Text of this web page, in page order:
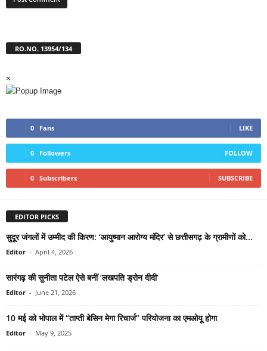
RO.NO. 13954/134
×
0 Fans LIKE
0 Followers FOLLOW
0 Subscribers SUBSCRIBE
EDITOR PICKS
सुदूर जंगलों में उम्मीद की किरण: ‘आयुष्मान आरोग्य मंदिर’ से छत्तीसगढ़ के ग्रामीणों को...
Editor - April 4, 2026
सारंगढ़ की सुनीता पटेल ऐसे बनीं ‘लखपति ड्रोन दीदी’
Editor - June 21, 2026
10 मई को भोपाल में “ताप्ती बेसिन मेगा रिचार्ज” परियोजना का एमओयू होगा
Editor - May 9, 2025